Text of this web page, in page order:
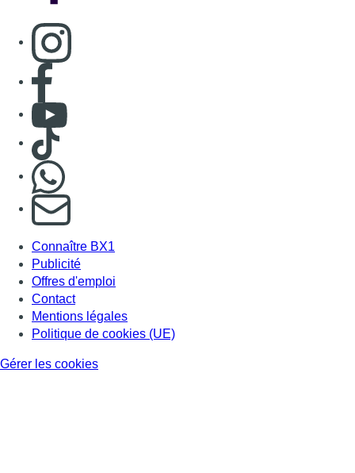
Consulter page Instagram
Consulter page Facebook
Consulter Youtube
Consulter TikTok
S'abonner à notre newsletter
Connaître BX1
Publicité
Offres d'emploi
Contact
Mentions légales
Politique de cookies (UE)
Gérer les cookies